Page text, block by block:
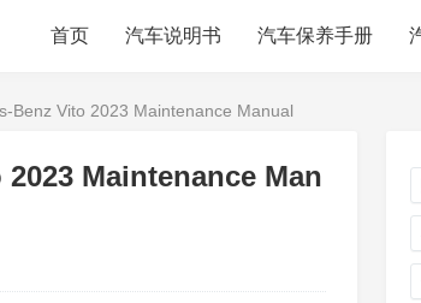
首页 汽车说明书 汽车保养手册
Benz Vito 2023 Maintenance Manual
Maintenance Man